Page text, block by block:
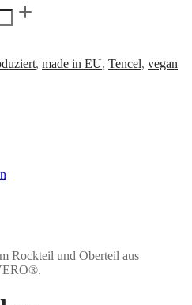
, made in EU, Tencel, vegan
Rockteil und Oberteil aus